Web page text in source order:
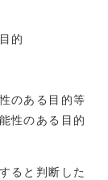
的
のある目的等
性のある目的
ると判断した